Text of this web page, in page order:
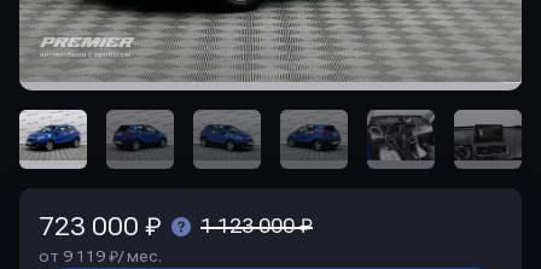
723 000 ₽ 1 123 000 ₽
от 9 119 ₽/ мес.